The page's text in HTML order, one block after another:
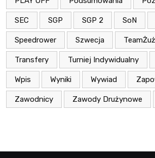
SEC SGP SGP 2 SoN
Speedrower Szwecja
Transfery Turniej Indywidualny
Wpis Wyniki Wywiad
Zawodnicy Zawody Drużynowe